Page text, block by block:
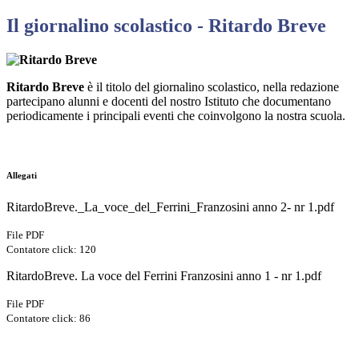
Il giornalino scolastico - Ritardo Breve
Ritardo Breve è il titolo del giornalino scolastico, nella redazione
partecipano alunni e docenti del nostro Istituto che documentano
periodicamente i principali eventi che coinvolgono la nostra scuola.
Allegati
RitardoBreve._La_voce_del_Ferrini_Franzosini anno 2- nr 1.pdf
File PDF
Contatore click: 120
RitardoBreve. La voce del Ferrini Franzosini anno 1 - nr 1.pdf
File PDF
Contatore click: 86